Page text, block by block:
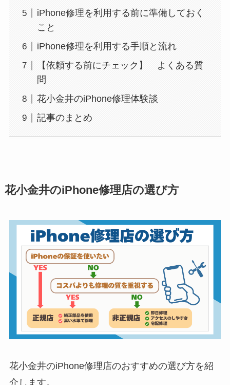
iPhone修理を利用する前に準備しておく
こと
iPhone修理を利用する手順と流れ
【依頼する前にチェック】 よくある質
問
花小金井のiPhone修理体験談
記事のまとめ
花小金井のiPhone修理店の選び方
花小金井のiPhone修理店のおすすめの選び方を紹
介します。